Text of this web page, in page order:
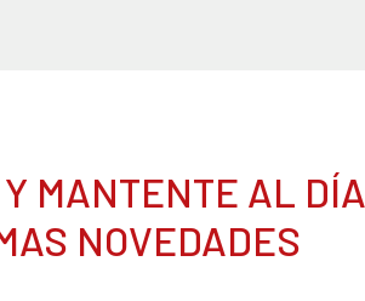
MANTENTE AL DÍA
NOVEDADES